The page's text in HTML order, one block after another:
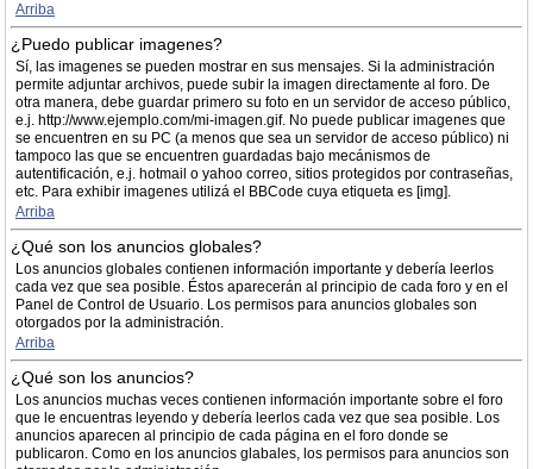
Arriba
¿Puedo publicar imagenes?
Sí, las imagenes se pueden mostrar en sus mensajes. Si la administración
permite adjuntar archivos, puede subir la imagen directamente al foro. De
otra manera, debe guardar primero su foto en un servidor de acceso público,
e.j. http://www.ejemplo.com/mi-imagen.gif. No puede publicar imagenes que
se encuentren en su PC (a menos que sea un servidor de acceso público) ni
tampoco las que se encuentren guardadas bajo mecánismos de
autentificación, e.j. hotmail o yahoo correo, sitios protegidos por contraseñas,
etc. Para exhibir imagenes utilizá el BBCode cuya etiqueta es [img].
Arriba
¿Qué son los anuncios globales?
Los anuncios globales contienen información importante y debería leerlos
cada vez que sea posible. Éstos aparecerán al principio de cada foro y en el
Panel de Control de Usuario. Los permisos para anuncios globales son
otorgados por la administración.
Arriba
¿Qué son los anuncios?
Los anuncios muchas veces contienen información importante sobre el foro
que le encuentras leyendo y debería leerlos cada vez que sea posible. Los
anuncios aparecen al principio de cada página en el foro donde se
publicaron. Como en los anuncios glabales, los permisos para anuncios son